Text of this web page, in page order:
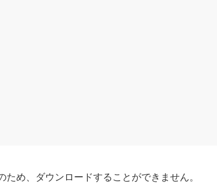
め、ダウンロードすることができません。